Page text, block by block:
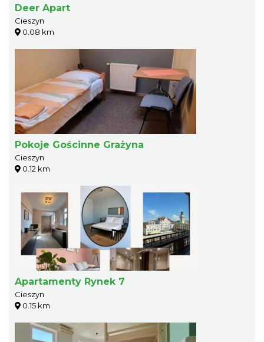
Deer Apart
Cieszyn
0.08 km
Pokoje Gościnne Grażyna
Cieszyn
0.12 km
Apartamenty Rynek 7
Cieszyn
0.15 km